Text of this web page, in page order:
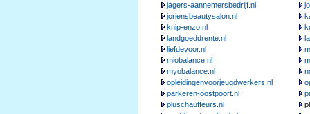
jagers-aannemersbedrijf.nl
joriensbeautysalon.nl
knip-enzo.nl
landgoeddrente.nl
liefdevoor.nl
miobalance.nl
myobalance.nl
opleidingenvoorjeugdwerkers.nl
parkeren-oostpoort.nl
pluschauffeurs.nl